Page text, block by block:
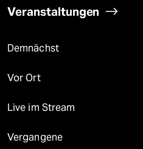
Veranstaltungen
Demnächst
Vor Ort
Live im Stream
Vergangene